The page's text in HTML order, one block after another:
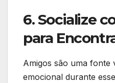
6. Socialize
para
Amigos são uma fonte
emocional durante